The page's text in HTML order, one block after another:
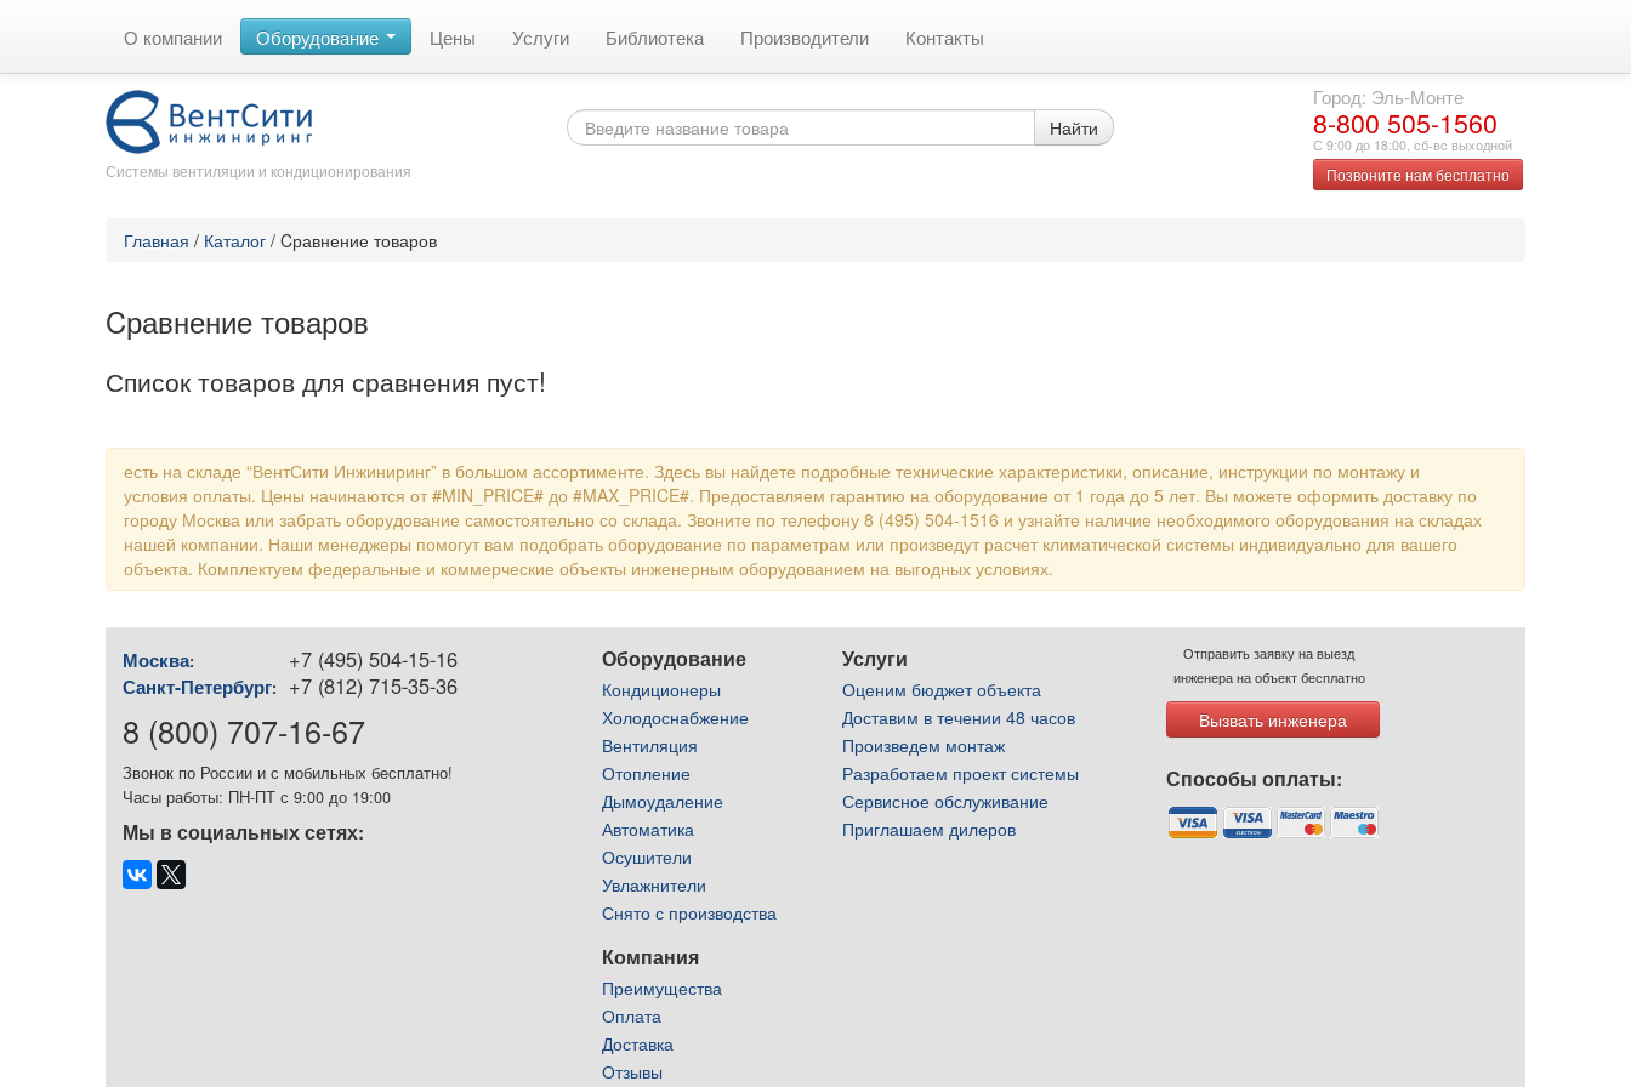
О компании Оборудование Цены Услуги Библиотека Производители Контакты
Системы вентиляции и кондиционирования
Найти
Город: Эль-Монте
8-800 505-1560
С 9:00 до 18:00, сб-вс выходной
Позвоните нам бесплатно
Главная / Каталог / Cравнение товаров
Cравнение товаров
Список товаров для сравнения пуст!
есть на складе “ВентСити Инжиниринг” в большом ассортименте. Здесь вы найдете подробные технические характеристики, описание, инструкции по монтажу и
условия оплаты. Цены начинаются от #MIN_PRICE# до #MAX_PRICE#. Предоставляем гарантию на оборудование от 1 года до 5 лет. Вы можете оформить доставку по
городу Москва или забрать оборудование самостоятельно со склада. Звоните по телефону 8 (495) 504-1516 и узнайте наличие необходимого оборудования на складах
нашей компании. Наши менеджеры помогут вам подобрать оборудование по параметрам или произведут расчет климатической системы индивидуально для вашего
объекта. Комплектуем федеральные и коммерческие объекты инженерным оборудованием на выгодных условиях.
Москва: +7 (495) 504-15-16
Санкт-Петербург: +7 (812) 715-35-36
8 (800) 707-16-67
Звонок по России и с мобильных бесплатно!
Часы работы: ПН-ПТ с 9:00 до 19:00
Мы в социальных сетях:
Оборудование
Кондиционеры
Холодоснабжение
Вентиляция
Отопление
Дымоудаление
Автоматика
Осушители
Увлажнители
Снято с производства
Компания
Преимущества
Оплата
Доставка
Отзывы
Услуги
Оценим бюджет объекта
Доставим в течении 48 часов
Произведем монтаж
Разработаем проект системы
Сервисное обслуживание
Приглашаем дилеров
Отправить заявку на выезд
инженера на объект бесплатно
Вызвать инженера
Способы оплаты: